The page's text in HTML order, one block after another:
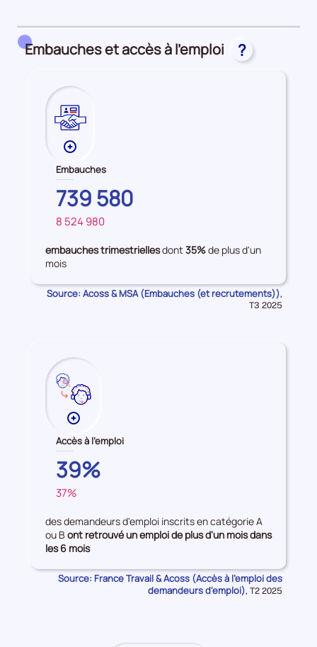
et
Embauches et accès à l’emploi ?
Plus
de
données
sur
les
Embauches
Embauches
PROVENCE-
ALPES-
COTE
739 580
FRANCE
8 524 980
embauches trimestriellesdont 35%de plus d'un
mois
Source: Acoss & MSA (Embauches (et recrutements)),
T3 2025
Plus
de
données
sur
les
Accès
l'emploi
Accès à l'emploi
PROVENCE-
ALPES-
COTE
39%
FRANCE
37%
des demandeurs d'emploi inscrits en catégorie A
ou Bont retrouvé un emploi de plus d'un mois dans
les 6 mois
Source: France Travail & Acoss (Accès à l'emploi des
demandeurs d'emploi), Données
T2 2025